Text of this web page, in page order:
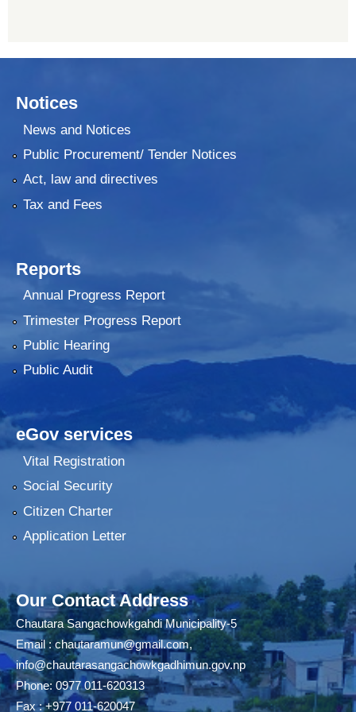
Notices
News and Notices
Public Procurement/ Tender Notices
Act, law and directives
Tax and Fees
Reports
Annual Progress Report
Trimester Progress Report
Public Hearing
Public Audit
eGov services
Vital Registration
Social Security
Citizen Charter
Application Letter
Our Contact Address
Chautara Sangachowkgahdi Municipality-5
Email :chautaramun@gmail.com,
info@chautarasangachowkgadhimun.gov.np
Phone: 0977 011-620313
Fax : +977 011-620047